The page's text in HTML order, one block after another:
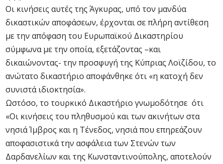
Οι κινήσεις αυτές της Άγκυρας, υπό τον μανδύα
δικαστικών αποφάσεων, έρχονται σε πλήρη αντίθεση
με την απόφαση του Ευρωπαϊκού Δικαστηρίου
σύμφωνα με την οποία, εξετάζοντας –και
δικαιώνοντας- την προσφυγή της Κύπριας Λοϊζίδου, το
ανώτατο δικαστήριο αποφάνθηκε ότι «η κατοχή δεν
συνιστά ιδιοκτησία».
Ωστόσο, το τουρκικό Δικαστήριο γνωμοδότησε ότι
«Οι κινήσεις του πληθυσμού και των ακινήτων στα
νησιά Ίμβρος και η Τένεδος, νησιά που επηρεάζουν
αποφασιστικά την ασφάλεια των Στενών των
Δαρδανελίων και της Κωνσταντινούπολης, αποτελούν